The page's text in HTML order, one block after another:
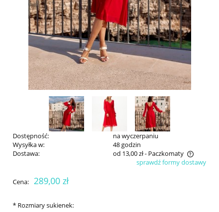
Dostępność:
na wyczerpaniu
Wysyłka w:
48 godzin
Dostawa:
od 13,00 zł- Paczkomaty
Cena nie zawiera ewentualnych kosztów płatnościsprawdź formy dostawy
Cena: 289,00 zł
* Rozmiary sukienek: